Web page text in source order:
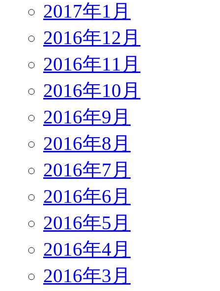
2017年1月
2016年12月
2016年11月
2016年10月
2016年9月
2016年8月
2016年7月
2016年6月
2016年5月
2016年4月
2016年3月